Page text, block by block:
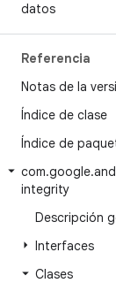
datos
Referencia
Notas de la
Índice de clase
Índice de
com.google.
integrity
Descripción
Interfaces
Clases